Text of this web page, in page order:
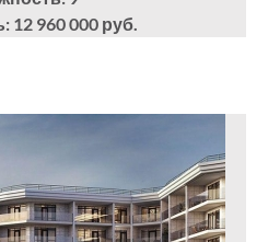
12 960 000 руб.